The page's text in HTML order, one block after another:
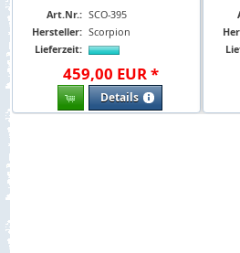
Art.Nr.: SCO-395
Hersteller: Scorpion
Lieferzeit:
459,00 EUR*
Details